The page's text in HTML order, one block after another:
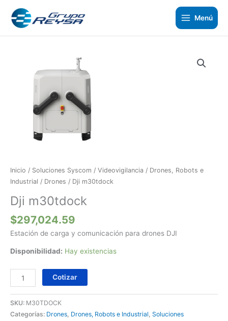
contenido
Menú
Inicio / Soluciones Syscom / Videovigilancia / Drones, Robots e
Industrial / Drones / Dji m30tdock
Dji m30tdock
$297,024.59
Estación de carga y comunicación para drones DJI
Disponibilidad: Hay existencias
cantidad
Cotizar
SKU: M30TDOCK
Categorías: Drones, Drones, Robots e Industrial, Soluciones